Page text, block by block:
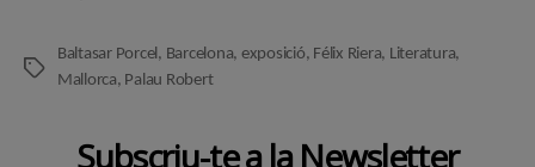
Etiquetes
Baltasar Porcel , Barcelona, exposició, Félix Riera, Literatura,
Mallorca, Palau Robert
Subscriu-te a la Newsletter